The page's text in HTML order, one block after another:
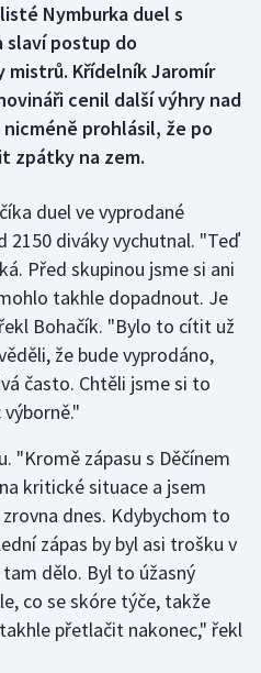
Nymburka duel s
slaví postup do
mistrů. Křídelník Jaromír
cenil další výhry nad
prohlásil, že po
zpátky na zem.
duel ve vyprodané
2150 diváky vychutnal. "Teď
Před skupinou jsme si ani
takhle dopadnout. Je
Bohačík. "Bylo to cítit už
že bude vyprodáno,
často. Chtěli jsme si to
"Kromě zápasu s Děčínem
kritické situace a jsem
dnes. Kdybychom to
zápas by byl asi trošku v
dělo. Byl to úžasný
co se skóre týče, takže
přetlačit nakonec," řekl